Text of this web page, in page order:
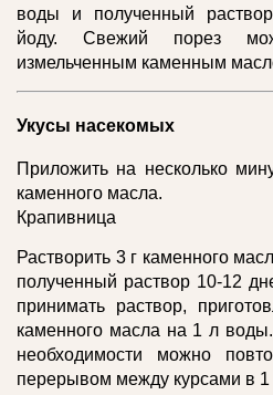
воды и полученный
йоду. Свежий порез
измельченным каменным
Укусы насекомых
Приложить на несколько
каменного масла.
Крапивница
Растворить 3 г каменного
полученный раствор 10-12
принимать раствор,
каменного масла на 1 л
необходимости можно
перерывом между курсами в 1